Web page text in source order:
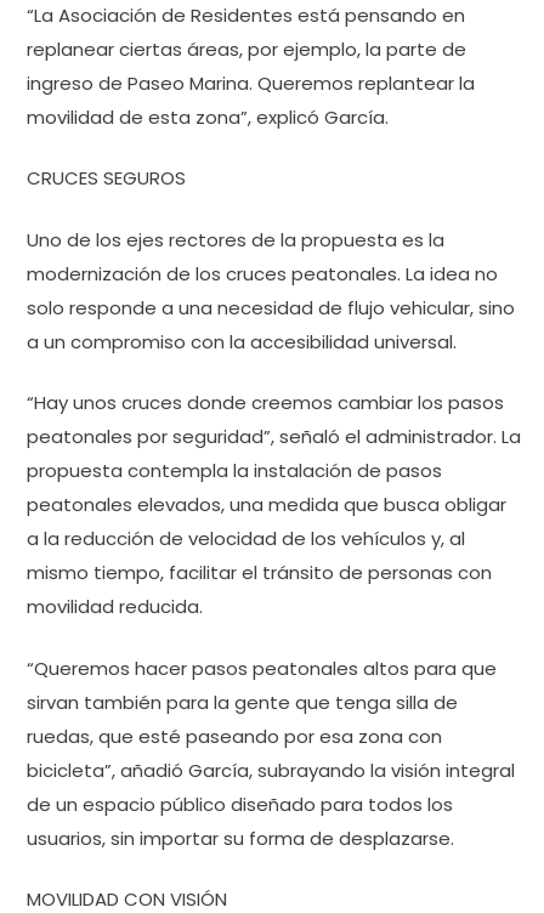
“La Asociación de Residentes está pensando en
replanear ciertas áreas, por ejemplo, la parte de
ingreso de Paseo Marina. Queremos replantear la
movilidad de esta zona”, explicó García.
CRUCES SEGUROS
Uno de los ejes rectores de la propuesta es la
modernización de los cruces peatonales. La idea no
solo responde a una necesidad de flujo vehicular, sino
a un compromiso con la accesibilidad universal.
“Hay unos cruces donde creemos cambiar los pasos
peatonales por seguridad”, señaló el administrador. La
propuesta contempla la instalación de pasos
peatonales elevados, una medida que busca obligar
a la reducción de velocidad de los vehículos y, al
mismo tiempo, facilitar el tránsito de personas con
movilidad reducida.
“Queremos hacer pasos peatonales altos para que
sirvan también para la gente que tenga silla de
ruedas, que esté paseando por esa zona con
bicicleta”, añadió García, subrayando la visión integral
de un espacio público diseñado para todos los
usuarios, sin importar su forma de desplazarse.
MOVILIDAD CON VISIÓN